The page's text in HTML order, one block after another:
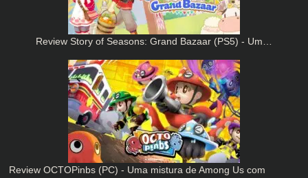
Review Story of Seasons: Grand Bazaar (PS5) - Um…
Review OCTOPinbs (PC) - Uma mistura de Among Us com